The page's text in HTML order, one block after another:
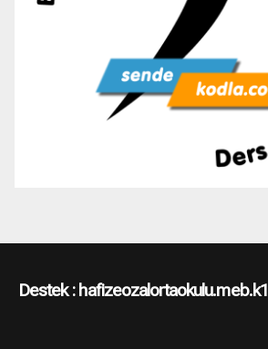
Destek :